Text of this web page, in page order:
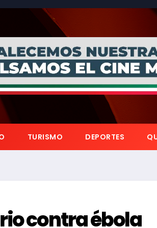
TURISMO DEPORTES
contra ébola